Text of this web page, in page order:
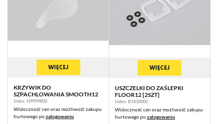
WIĘCEJ
KRZYWIK DO
SZPACHLOWANIA SMOOTH12
Index: H9999800
Widoczność cen oraz możliwość zakupu
hurtowego pozalogowaniu
WIĘCEJ
USZCZELKI DO ZAŚLEPKI
FLOOR12 [2SZT]
Index: B1830000
Widoczność cen oraz możliwość zakupu
hurtowego pozalogowaniu
będących naszymi partnerami oraz innych dostawców usług. Firmy te
działają w charakterze pośredników prezentujących nasze treści w
postaci wiadomości, ofert, komunikatów mediów społecznościowych.